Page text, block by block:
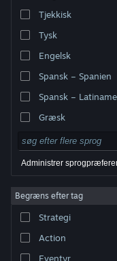
varemærker tilhører deres
Tilgængelighed
Refunderinger|
Tjekkisk
Tysk
Engelsk
Spansk – Spanien
Spansk –
Græsk
Administrer
Begræns efter tag
Strategi
Action
Eventyr